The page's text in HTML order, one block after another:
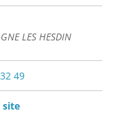
LES HESDIN
49
site